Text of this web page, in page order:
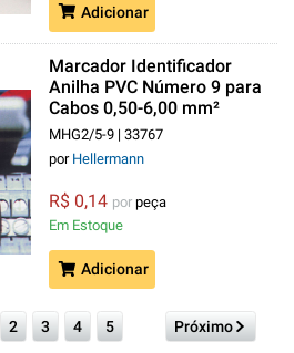
Adicionar
Marcador Identificador
Anilha PVC Número 9 para
Cabos 0,50-6,00 mm²
Amarelo MHG2/5
MHG2/5-9 | 33767
por Hellermann
R$ 0,14 por peça
Em Estoque
Adicionar
2 3 4 5 Próximo